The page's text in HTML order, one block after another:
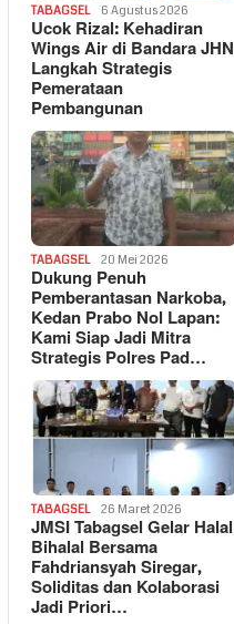
TABAGSEL 6 Agustus 2026
Ucok Rizal: Kehadiran
Wings Air di Bandara JHN
Langkah Strategis
Pemerataan
Pembangunan
TABAGSEL 20 Mei 2026
Dukung Penuh
Pemberantasan Narkoba,
Kedan Prabo Nol Lapan:
Kami Siap Jadi Mitra
Strategis Polres Pad…
TABAGSEL 26 Maret 2026
JMSI Tabagsel Gelar Halal
Bihalal Bersama
Fahdriansyah Siregar,
Soliditas dan Kolaborasi
Jadi Priori…